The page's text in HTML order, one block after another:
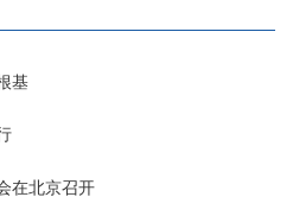
基
在北京召开